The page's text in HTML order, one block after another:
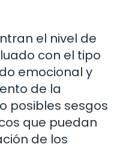
el nivel de
con el tipo
emocional y
de la
posibles sesgos
que puedan
de los